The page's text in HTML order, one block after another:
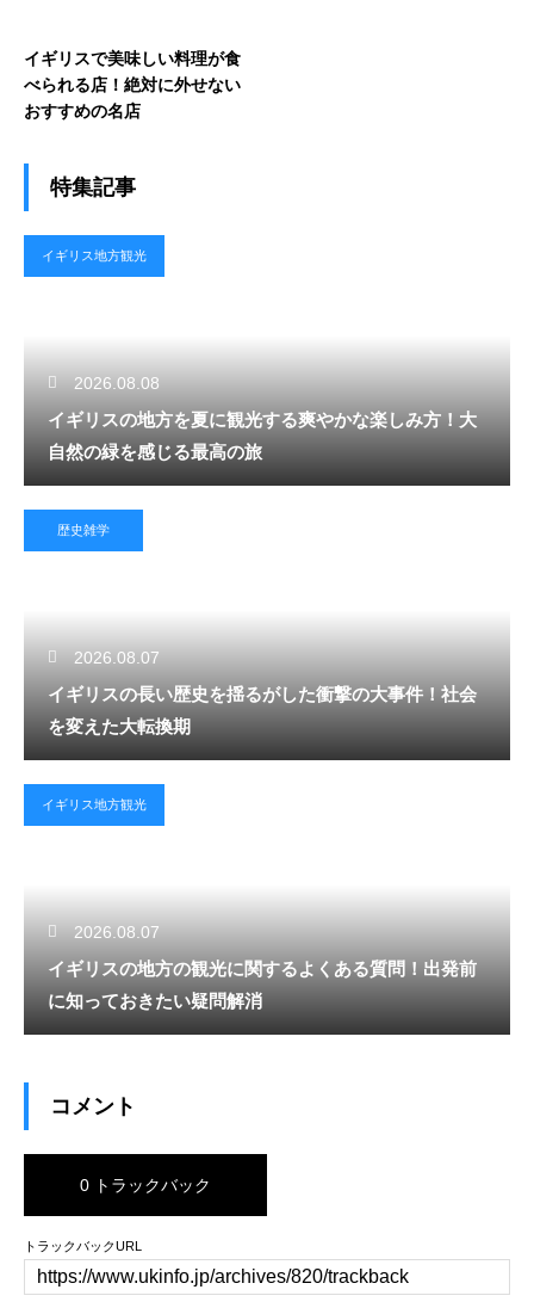
イギリスで美味しい料理が食
べられる店！絶対に外せない
おすすめの名店
特集記事
イギリス地方観光
2026.08.08
イギリスの地方を夏に観光する爽やかな楽しみ方！大
自然の緑を感じる最高の旅
歴史雑学
2026.08.07
イギリスの長い歴史を揺るがした衝撃の大事件！社会
を変えた大転換期
イギリス地方観光
2026.08.07
イギリスの地方の観光に関するよくある質問！出発前
に知っておきたい疑問解消
コメント
0 トラックバック
トラックバックURL